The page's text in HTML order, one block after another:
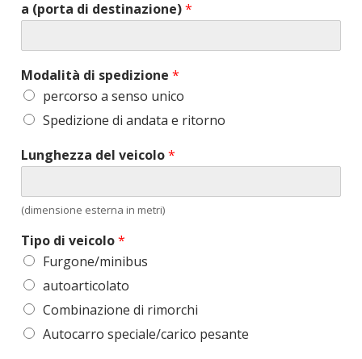
a (porta di destinazione)*
Modalità di spedizione *
percorso a senso unico
Spedizione di andata e ritorno
Lunghezza del veicolo*
(dimensione esterna in metri)
Tipo di veicolo*
Furgone/minibus
autoarticolato
Combinazione di rimorchi
Autocarro speciale/carico pesante